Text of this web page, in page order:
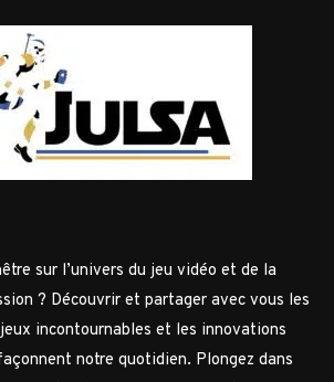
sur l’univers du jeu vidéo et de la
? Découvrir et partager avec vous les
incontournables et les innovations
notre quotidien. Plongez dans